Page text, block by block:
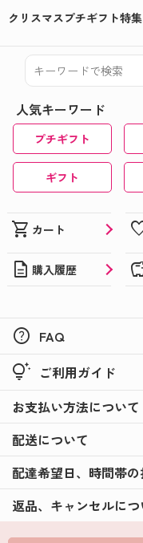
クリスマスプチギフト特集
人気キーワード
プチギフト
ギフト
shopping_cart カート
description 購入履歴
help FAQ
tips_and_updates ご利用ガイド
お支払い方法について
配送について
配達希望日、時間帯
返品、キャンセルにつ